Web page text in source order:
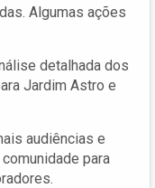
Algumas ações
detalhada dos
Jardim Astro e
audiências e
para